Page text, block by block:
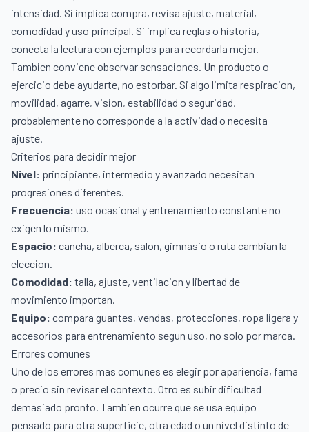
intensidad. Si implica compra, revisa ajuste, material,
comodidad y uso principal. Si implica reglas o historia,
conecta la lectura con ejemplos para recordarla mejor.
Tambien conviene observar sensaciones. Un producto o
ejercicio debe ayudarte, no estorbar. Si algo limita respiracion,
movilidad, agarre, vision, estabilidad o seguridad,
probablemente no corresponde a la actividad o necesita
ajuste.
Criterios para decidir mejor
Nivel: principiante, intermedio y avanzado necesitan
progresiones diferentes.
Frecuencia: uso ocasional y entrenamiento constante no
exigen lo mismo.
Espacio: cancha, alberca, salon, gimnasio o ruta cambian la
eleccion.
Comodidad: talla, ajuste, ventilacion y libertad de
movimiento importan.
Equipo: compara guantes, vendas, protecciones, ropa ligera y
accesorios para entrenamiento segun uso, no solo por marca.
Errores comunes
Uno de los errores mas comunes es elegir por apariencia, fama
o precio sin revisar el contexto. Otro es subir dificultad
demasiado pronto. Tambien ocurre que se usa equipo
pensado para otra superficie, otra edad o un nivel distinto de